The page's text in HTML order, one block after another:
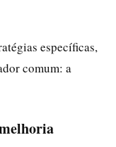
específicas,
comum: a